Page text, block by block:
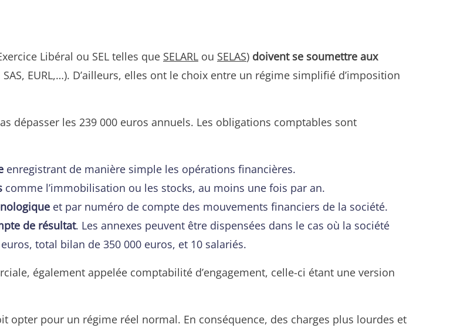
Libéral ou SEL telles que SELARL ou SELAS) doivent se soumettre aux
SAS, EURL,…). D’ailleurs, elles ont le choix entre un régime simplifié d’imposition
dépasser les 239 000 euros annuels. Les obligations comptables sont
enregistrant de manière simple les opérations financières.
comme l’immobilisation ou les stocks, au moins une fois par an.
et par numéro de compte des mouvements financiers de la société.
de résultat. Les annexes peuvent être dispensées dans le cas où la société
total bilan de 350 000 euros, et 10 salariés.
également appelée comptabilité d’engagement, celle-ci étant une version
opter pour un régime réel normal. En conséquence, des charges plus lourdes et